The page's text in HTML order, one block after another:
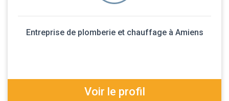
Entreprise de plomberie et chauffage à Amiens
Voir le profil